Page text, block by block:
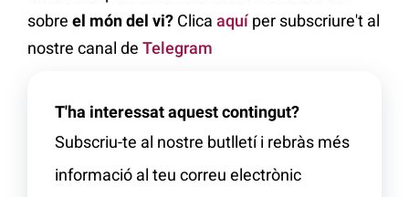
sobre el món del vi? Clica aquíper subscriure't al
nostre canal de Telegram
T'ha interessat aquest contingut?
Subscriu-te al nostre butlletí i rebràs més
informació al teu correu electrònic